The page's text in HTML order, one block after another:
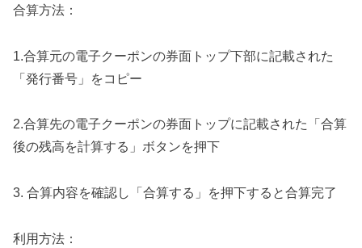
合算方法：
1.合算元の電子クーポンの券面トップ下部に記載された
「発行番号」をコピー
2.合算先の電子クーポンの券面トップに記載された「合算
後の残高を計算する」ボタンを押下
3. 合算内容を確認し「合算する」を押下すると合算完了
利用方法：